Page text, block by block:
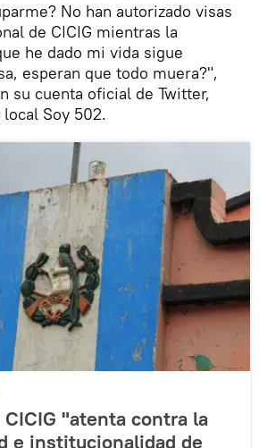
No han autorizado visas
de CICIG mientras la
he dado mi vida sigue
esperan que todo muera?",
su cuenta oficial de Twitter,
Soy 502.
"atenta contra la
e institucionalidad de